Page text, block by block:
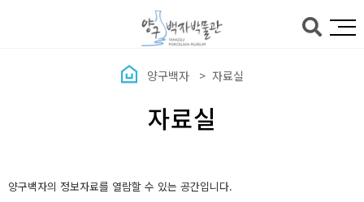
양구백자 자료실
자료실
양구백자의 정보자료를 열람할 수 있는 공간입니다.